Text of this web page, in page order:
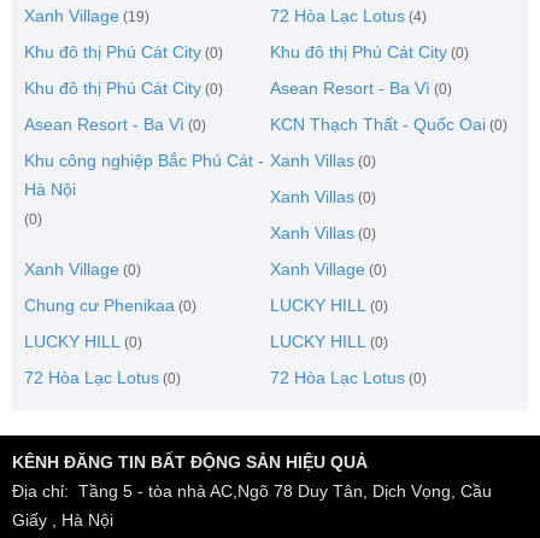
Xanh Village (19) 72 Hòa Lạc Lotus (4)
Khu đô thị Phú Cát City (0) Khu đô thị Phú Cát City (0)
Khu đô thị Phú Cát City (0) Asean Resort - Ba Vì (0)
Asean Resort - Ba Vì (0) KCN Thạch Thất - Quốc Oai (0)
Khu công nghiệp Bắc Phú Cát -
Hà Nội
(0)
Xanh Villas (0)
Xanh Villas (0)
Xanh Villas (0)
Xanh Village (0) Xanh Village (0)
Chung cư Phenikaa (0) LUCKY HILL (0)
LUCKY HILL (0) LUCKY HILL (0)
72 Hòa Lạc Lotus (0) 72 Hòa Lạc Lotus (0)
KÊNH ĐĂNG TIN BẤT ĐỘNG SẢN HIỆU QUẢ
Địa chỉ: Tầng 5 - tòa nhà AC,Ngõ 78 Duy Tân, Dịch Vọng, Cầu
Giấy , Hà Nội